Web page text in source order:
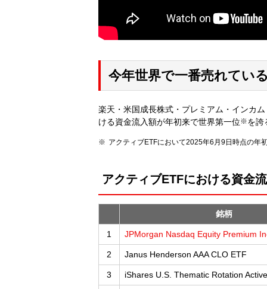
今年世界で一番売れてい
楽天・米国成長株式・プレミアム・インカ
ける資金流入額が年初来で世界第一位※を誇
アクティブETFにおいて2025年6月9日時点の年
アクティブETFにおける資
銘柄
1 JPMorgan Nasdaq Equity Premium
2 Janus Henderson AAA CLO ETF
3 iShares U.S. Thematic Rotation